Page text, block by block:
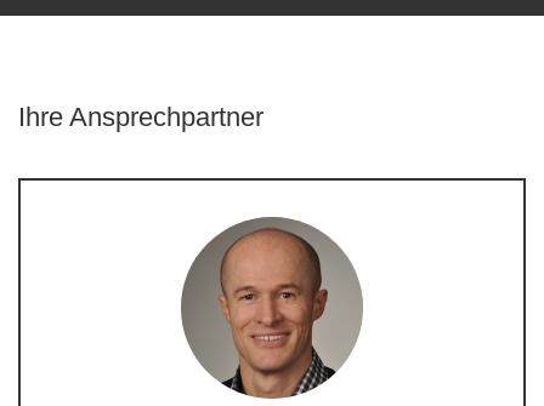
Ihre Ansprechpartner